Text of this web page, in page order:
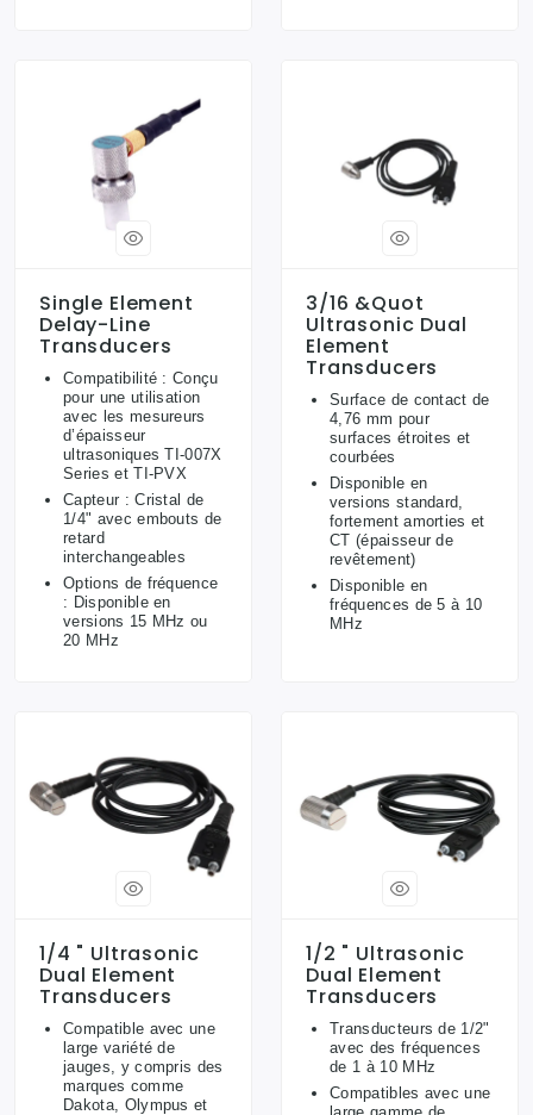
Single Element
Delay-Line
Transducers
Compatibilité : Conçu
pour une utilisation
avec les mesureurs
d’épaisseur
ultrasoniques TI-007X
Series et TI-PVX
Capteur : Cristal de
1/4" avec embouts de
retard
interchangeables
Options de fréquence
: Disponible en
versions 15 MHz ou
20 MHz
3/16 &quot
Ultrasonic Dual
Element
Transducers
Surface de contact de
4,76 mm pour
surfaces étroites et
courbées
Disponible en
versions standard,
fortement amorties et
CT (épaisseur de
revêtement)
Disponible en
fréquences de 5 à 10
MHz
1/4 " Ultrasonic
Dual Element
Transducers
Compatible avec une
large variété de
jauges, y compris des
marques comme
Dakota, Olympus et
1/2 " Ultrasonic
Dual Element
Transducers
Transducteurs de 1/2"
avec des fréquences
de 1 à 10 MHz
Compatibles avec une